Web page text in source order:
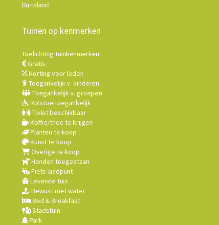
Duitsland
Tuinen op kenmerken
Toelichting tuinkenmerken
Gratis
Korting voor leden
Toegankelijk v. kinderen
Toegankelijk v. groepen
Rolstoeltoegankelijk
Toilet beschikbaar
Koffie/thee te krijgen
Planten te koop
Kunst te koop
Overige te koop
Honden toegestaan
Fiets laadpunt
Levende tuin
Bewust met water
Bed & Breakfast
Stadstuin
Park